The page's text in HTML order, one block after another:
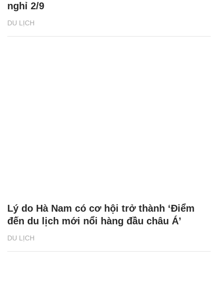
DU LỊCH
nghỉ 2/9
DU LỊCH
Lý do Hà Nam có cơ hội trở thành ‘Điểm
đến du lịch mới nổi hàng đầu châu Á’